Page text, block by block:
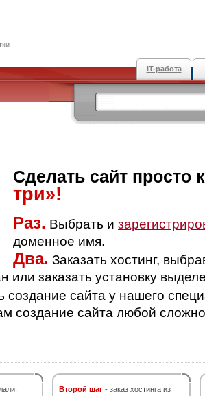
IT-работа
Сделать сайт просто
три»!
Раз. Выбрать и
доменное имя.
Два. Заказать хостинг,
или заказать установку
создание сайта у нашего
создание сайта любой
Второй шаг - заказ хостинга из